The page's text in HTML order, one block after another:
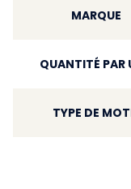
MARQUE
QUANTITÉ PAR
TYPE DE